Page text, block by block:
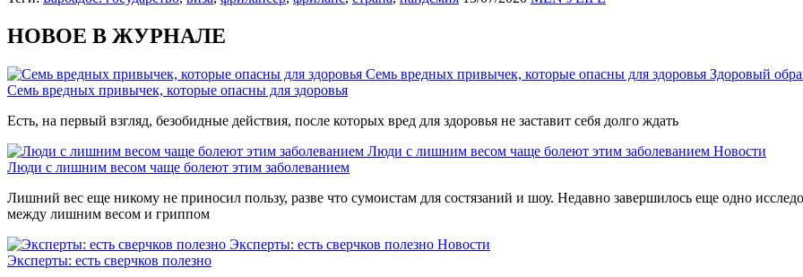
НОВОЕ В ЖУРНАЛЕ
Семь вредных привычек, которые опасны для здоровья Здоровый
Семь вредных привычек, которые опасны для здоровья
Есть, на первый взгляд, безобидные действия, после которых вред для здоровья не заставит себя долго ждать
Люди с лишним весом чаще болеют этим заболеванием Новости
Люди с лишним весом чаще болеют этим заболеванием
Лишний вес еще никому не приносил пользу, разве что сумоистам для состязаний и шоу. Недавно завершилось еще одно
между лишним весом и гриппом
Эксперты: есть сверчков полезно Новости
Эксперты: есть сверчков полезно